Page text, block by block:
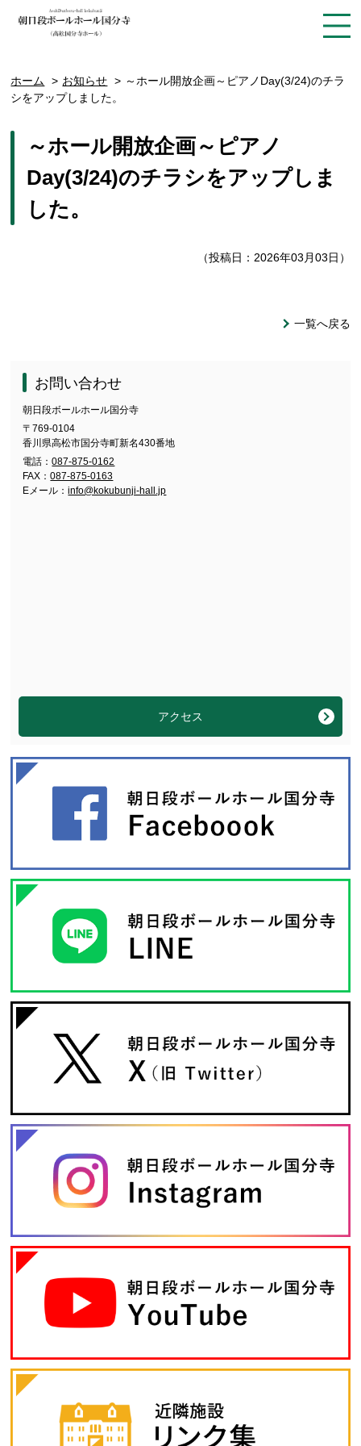
ホーム お知らせ
～ホール開放企画～ピアノDay(3/24)のチラ
シをアップしました。
～ホール開放企画～ピアノ
Day(3/24)のチラシをアップしま
した。
（投稿日：2026年03月03日）
一覧へ戻る
お問い合わせ
朝日段ボールホール国分寺
〒769-0104
香川県高松市国分寺町新名430番地
電話：087-875-0162
FAX：087-875-0163
Eメール：info@kokubunji-hall.jp
アクセス